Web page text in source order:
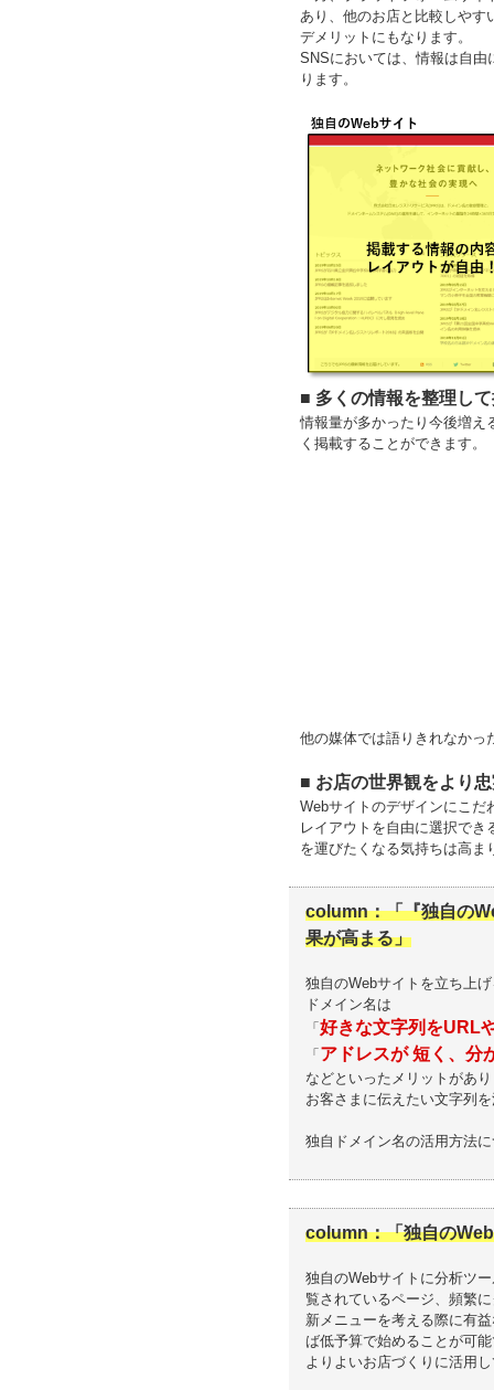
あり、他のお店と比較しやす
デメリットにもなります。
SNSにおいては、情報は自
ります。
■ 多くの情報を整理し
情報量が多かったり今後増え
く掲載することができます。
他の媒体では語りきれなかっ
■ お店の世界観をより
Webサイトのデザインにこだ
レイアウトを自由に選択で
を運びたくなる気持ちは高ま
column：「『独自の
果が高まる」
独自のWebサイトを立ち上
ドメイン名は
「 好きな文字列をURL
「 アドレスが 短く、分
などといったメリットがあ
お客さまに伝えたい文字列
独自ドメイン名の活用方法
column：「独自の
独自のWebサイトに分析ツ
覧されているページ、頻繁
新メニューを考える際に有
ば低予算で始めることが可
よりよいお店づくりに活用